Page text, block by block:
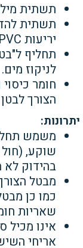
תשתית
תשתית
יריעות PVC,
תחליף
לניקוז מים.
חומר
הצורך לבטן
יתרונות:
משמש
שוקע,
בהידוק
מבטל
כמו כן
שאריות
אינו מכיל
אריחי